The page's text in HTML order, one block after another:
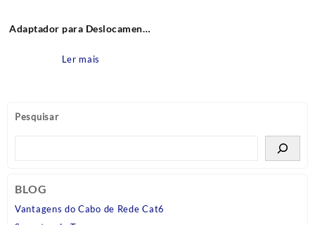
Pesquisar
BLOG
Vantagens do Cabo de Rede Cat6
Adaptador para Deslocamento
Astra
Ler mais